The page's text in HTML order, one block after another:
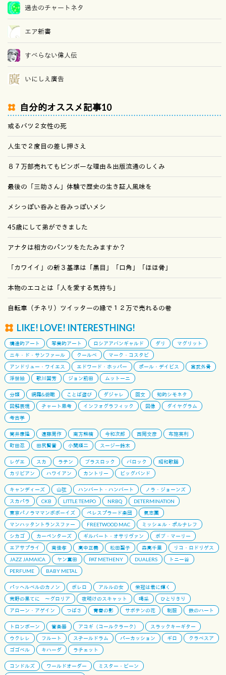
過去のチャートネタ
エア新書
すべらない偉人伝
いにしえ廣告
自分的オススメ記事10
或るバツ２女性の死
人生で２度目の差し押さえ
８７万部売れてもビンボーな理由＆出版流通のしくみ
最後の「三助さん」体験で歴史の生き証人風味を
メシっぽい呑みと呑みっぽいメシ
45歳にして弟ができました
アナタは相方のパンツをたたみますか？
「カワイイ」の新３基準は「黒目」「口角」「ほほ骨」
本物のエコとは「人を愛する気持ち」
自転車（チネリ）ツイッターの縁で１２万で売れるの巻
LIKE! LOVE! INTERESTHING!
構造的アート 写実的アート ロシアアバンギャルド ダリ
マグリット
ニキ・ド・サンファール
クールベ
マーク・コスタビ
アンドリュー・ワイエス
エドワード・ホッパー ポール・デイビス
宮武外骨
浮世絵
歌川国芳 ジョン前田 ムットーニ
分類 網羅&俯瞰 ことば遊び ダジャレ 回文
知的シモネタ
図解表現
チャート思考 インフォグラフィック 図像
ダイヤグラム
考古学
筒井康隆 遠藤周作 南方熊楠 今和次郎 西岡文彦
布施英利
町田忍
田尻賢誉 小関順二 スージー鈴木
レゲエ スカ ラテン ブラスロック バロック
昭和歌謡
カリビアン
ハワイアン カントリー ビッグバンド
キャンディーズ 山弦 ハンバート・ハンバート
ノラ・ジョーンズ
スカパラ
CKB LITTLE TEMPO NRBQ
DETERMINATION
東京パノラママンボボーイズ
ペレスプラード楽団
氣志團
マンハッタントランスファー
FREETWOOD MAC
ミッシェル・ポルナレフ
シカゴ
カーペンターズ ギルバート・オサリヴァン
ボブ・マーリー
エアサプライ
南佳孝 高中正義 松田聖子 森高千里
リコ・ロドリゲス
JAZZ JAMAICA
ヤン富田 PAT METHENY DUALERS
トニー谷
PERFUME
BABY METAL
パッヘルベルのカノン ボレロ アルルの女
栄冠は君に輝く
荒野の果てに 〜グロリア
夜明けのスキャット 喝采
ひとりきり
アローン・アゲイン
つばさ 青春の影 サボテンの花 制服 鉄のハート
トロンボーン 管楽器 アコギ（コールクラーク）
スラックキーギター
ウクレレ
フルート スチールドラム パーカッション ギロ
クラベスア
ゴゴベル
キハーダ ラチェット
コンドルズ ワールドオーダー
ミスター・ビーン